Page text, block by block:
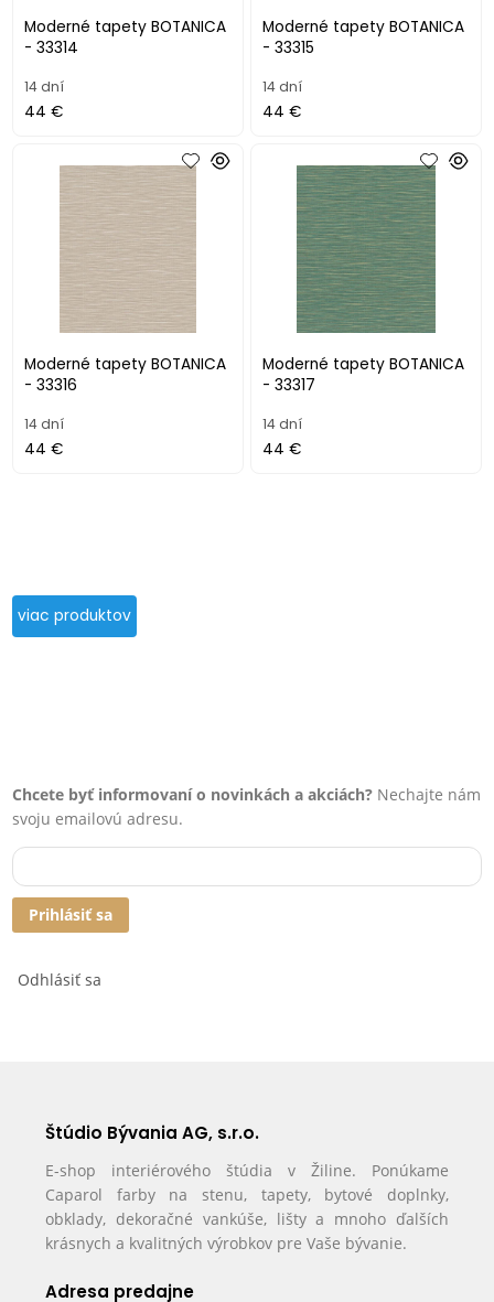
Moderné tapety BOTANICA
- 33314
14 dní
44 €
Moderné tapety BOTANICA
- 33315
14 dní
44 €
Moderné tapety BOTANICA
- 33316
14 dní
44 €
Moderné tapety BOTANICA
- 33317
14 dní
44 €
viac produktov
Chcete byť informovaní o novinkách a akciách? Nechajte nám
svoju emailovú adresu.
Prihlásiť sa
Odhlásiť sa
Štúdio Bývania AG, s.r.o.
E-shop interiérového štúdia v Žiline. Ponúkame
Caparol farby na stenu, tapety, bytové doplnky,
obklady, dekoračné vankúše, lišty a mnoho ďalších
krásnych a kvalitných výrobkov pre Vaše bývanie.
Adresa predajne